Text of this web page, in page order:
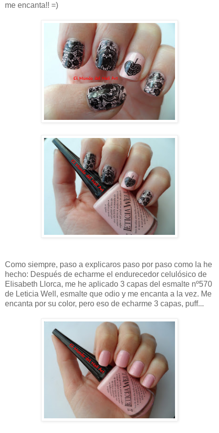
me encanta!! =)
Como siempre, paso a explicaros paso por paso como la he
hecho: Después de echarme el endurecedor celulósico de
Elisabeth Llorca, me he aplicado 3 capas del esmalte nº570
de Leticia Well, esmalte que odio y me encanta a la vez. Me
encanta por su color, pero eso de echarme 3 capas, puff...